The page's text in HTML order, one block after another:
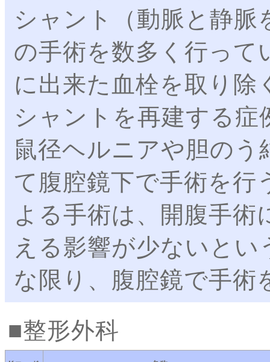
シャント（動脈と静脈
の手術を数多く行って
に出来た血栓を取り除
シャントを再建する
鼠径ヘルニアや胆のう
て腹腔鏡下で手術を行
よる手術は、開腹手術
える影響が少ないと
な限り、腹腔鏡で手術
整形外科